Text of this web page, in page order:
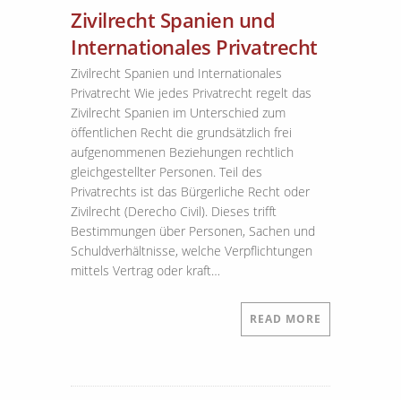
Zivilrecht Spanien und
Internationales Privatrecht
Zivilrecht Spanien und Internationales
Privatrecht Wie jedes Privatrecht regelt das
Zivilrecht Spanien im Unterschied zum
öffentlichen Recht die grundsätzlich frei
aufgenommenen Beziehungen rechtlich
gleichgestellter Personen. Teil des
Privatrechts ist das Bürgerliche Recht oder
Zivilrecht (Derecho Civil). Dieses trifft
Bestimmungen über Personen, Sachen und
Schuldverhältnisse, welche Verpflichtungen
mittels Vertrag oder kraft…
READ MORE